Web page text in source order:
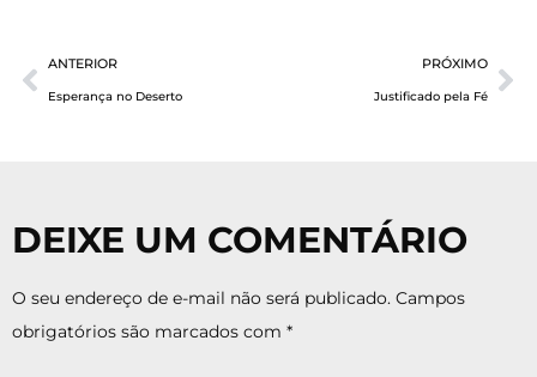
ANTERIOR
Esperança no Deserto
PRÓXIMO
Justificado pela Fé
DEIXE UM COMENTÁRIO
O seu endereço de e-mail não será publicado. Campos
obrigatórios são marcados com *